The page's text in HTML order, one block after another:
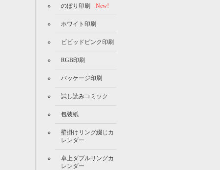
のぼり印刷 New!
ホワイト印刷
ビビッドピンク印刷
RGB印刷
パッケージ印刷
試し読みコミック
包装紙
壁掛けリング綴じカ
レンダー
卓上ダブルリングカ
レンダー